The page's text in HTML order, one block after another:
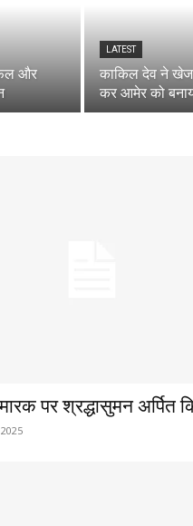
और
LATEST
काकिल देव ने
कर आमेर को
पर श्रद्धासुमन अर्पित